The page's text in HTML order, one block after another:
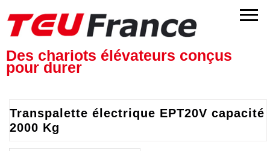
Des chariots élévateurs conçus
pour durer
Transpalette électrique EPT20V capacité
2000 Kg